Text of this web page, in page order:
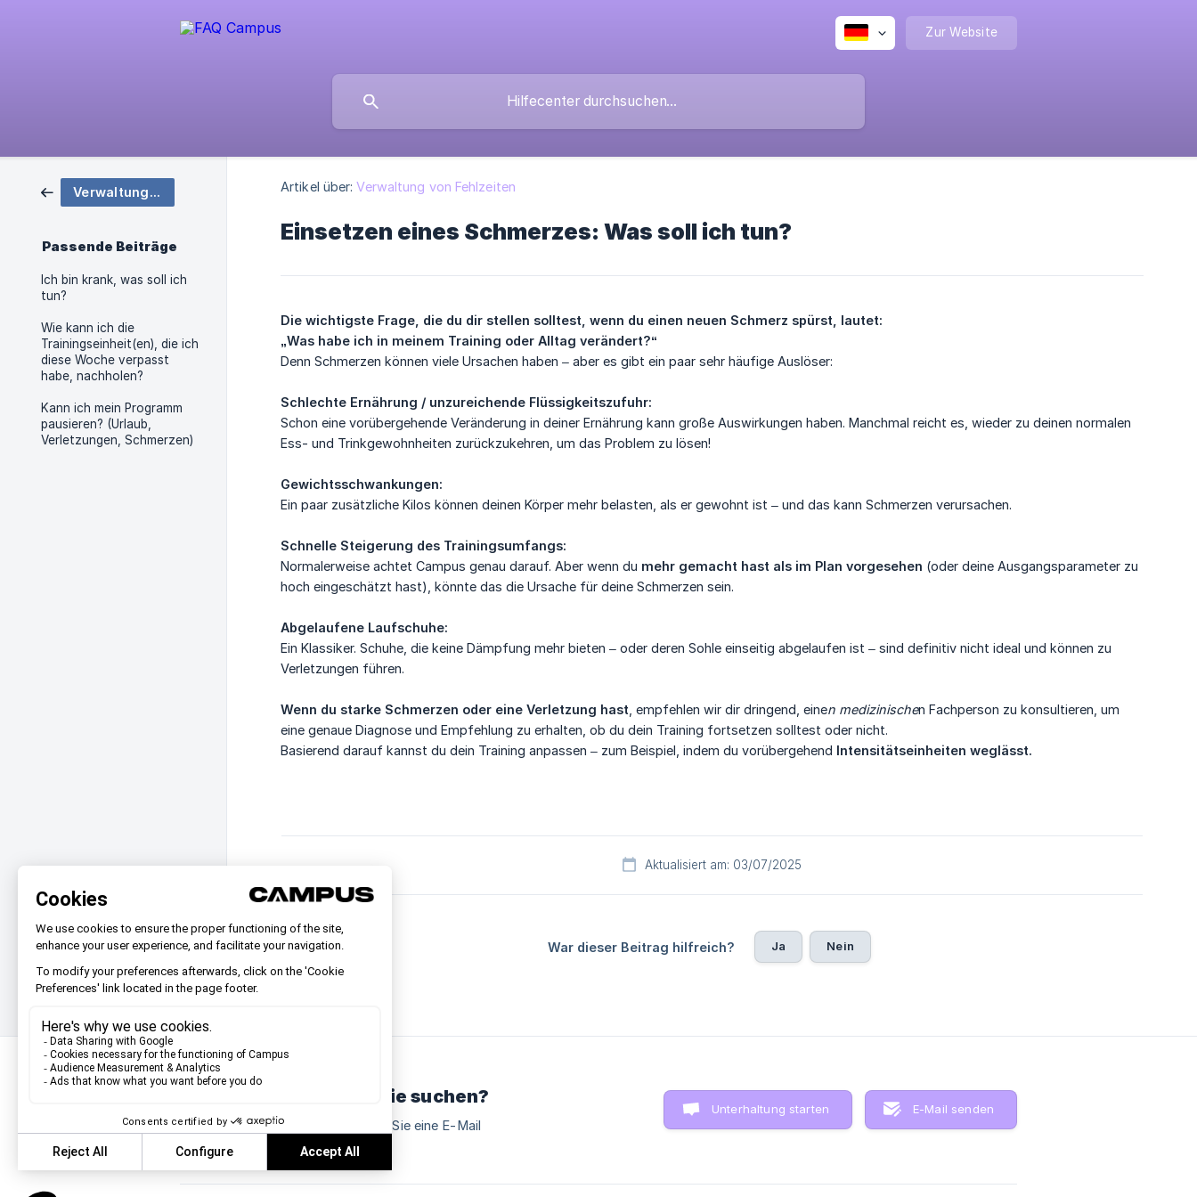
Zur Website
Verwaltung von Fehlzeiten
Passende Beiträge
Ich bin krank, was soll ich
tun?
Wie kann ich die
Trainingseinheit(en), die ich
diese Woche verpasst
habe, nachholen?
Kann ich mein Programm
pausieren? (Urlaub,
Verletzungen, Schmerzen)
Artikel über: Verwaltung von Fehlzeiten
Einsetzen eines Schmerzes: Was soll ich tun?
Die wichtigste Frage, die du dir stellen solltest, wenn du einen neuen Schmerz spürst, lautet:
„Was habe ich in meinem Training oder Alltag verändert?“
Denn Schmerzen können viele Ursachen haben – aber es gibt ein paar sehr häufige Auslöser:
Schlechte Ernährung / unzureichende Flüssigkeitszufuhr:
Schon eine vorübergehende Veränderung in deiner Ernährung kann große Auswirkungen haben. Manchmal reicht es, wieder zu deinen normalen
Ess- und Trinkgewohnheiten zurückzukehren, um das Problem zu lösen!
Gewichtsschwankungen:
Ein paar zusätzliche Kilos können deinen Körper mehr belasten, als er gewohnt ist – und das kann Schmerzen verursachen.
Schnelle Steigerung des Trainingsumfangs:
Normalerweise achtet Campus genau darauf. Aber wenn du mehr gemacht hast als im Plan vorgesehen (oder deine Ausgangsparameter zu
hoch eingeschätzt hast), könnte das die Ursache für deine Schmerzen sein.
Abgelaufene Laufschuhe:
Ein Klassiker. Schuhe, die keine Dämpfung mehr bieten – oder deren Sohle einseitig abgelaufen ist – sind definitiv nicht ideal und können zu
Verletzungen führen.
Wenn du starke Schmerzen oder eine Verletzung hast , empfehlen wir dir dringend, einen medizinischen Fachperson zu konsultieren, um
eine genaue Diagnose und Empfehlung zu erhalten, ob du dein Training fortsetzen solltest oder nicht.
Basierend darauf kannst du dein Training anpassen – zum Beispiel, indem du vorübergehend Intensitätseinheiten weglässt.
Aktualisiert am: 03/07/2025
War dieser Beitrag hilfreich? Ja Nein
Sie finden nicht, was Sie suchen?
Chatten Sie mit uns oder schicken Sie eine E-Mail
Unterhaltung starten E-Mail senden